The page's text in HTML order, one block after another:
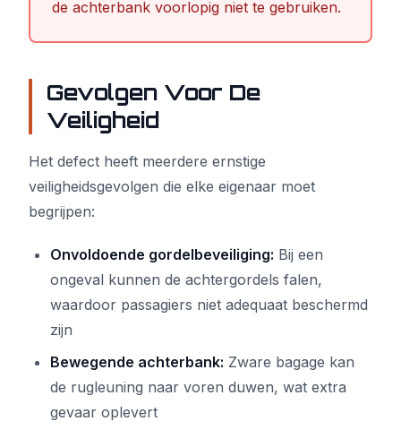
de achterbank voorlopig niet te gebruiken.
Gevolgen Voor De
Veiligheid
Het defect heeft meerdere ernstige
veiligheidsgevolgen die elke eigenaar moet
begrijpen:
Onvoldoende gordelbeveiliging: Bij een
ongeval kunnen de achtergordels falen,
waardoor passagiers niet adequaat beschermd
zijn
Bewegende achterbank: Zware bagage kan
de rugleuning naar voren duwen, wat extra
gevaar oplevert